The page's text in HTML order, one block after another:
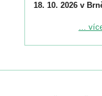
18. 10. 2026 v
Podrobnější
Registrovat se
...